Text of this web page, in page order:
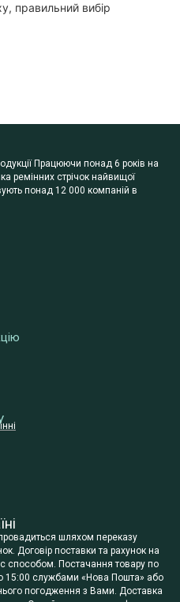
правильний вибір
Працюючи понад 6 років на
ремінних стрічок найвищої
понад 12 000 компаній в
шляхом переказу
Договір поставки та рахунок на
способом. Постачання товару по
15:00 службами «Нова Пошта» або
погодження з Вами. Доставка